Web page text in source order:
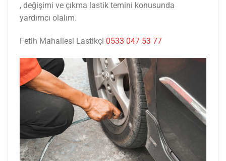
, değişimi ve çıkma lastik temini konusunda
yardımcı olalım.
Fetih Mahallesi Lastikçi 0533 047 53 77